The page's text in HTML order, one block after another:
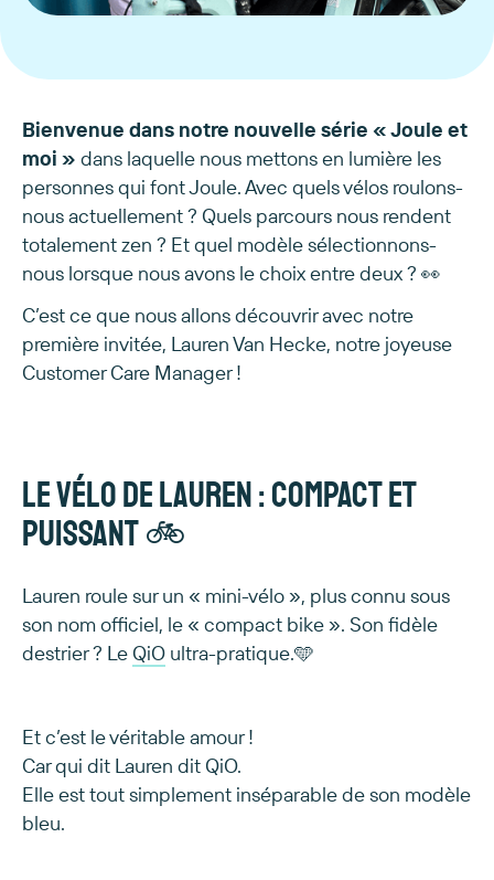
Bienvenue dans notre nouvelle série « Joule et
moi » dans laquelle nous mettons en lumière les
personnes qui font Joule. Avec quels vélos roulons-
nous actuellement ? Quels parcours nous rendent
totalement zen ? Et quel modèle sélectionnons-
nous lorsque nous avons le choix entre deux ? 👀
C’est ce que nous allons découvrir avec notre
première invitée, Lauren Van Hecke, notre joyeuse
Customer Care Manager !
Le vélo de Lauren : compact et
puissant 🚲
Lauren roule sur un « mini-vélo », plus connu sous
son nom officiel, le « compact bike ». Son fidèle
destrier ? Le QiO ultra-pratique.🩵
Et c’est le véritable amour !
Car qui dit Lauren dit QiO.
Elle est tout simplement inséparable de son modèle
bleu.